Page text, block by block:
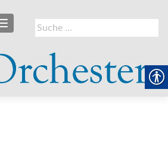
Suche
nach:
SCHALTE NAVIGATION